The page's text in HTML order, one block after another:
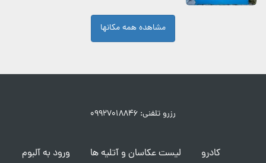
مشاهده همه مکانها
رزرو تلفنی: ۰۹۹۲۷۰۱۸۸۴۶
کادرو لیست عکاسان و آتلیه ها
ورود به آلبوم